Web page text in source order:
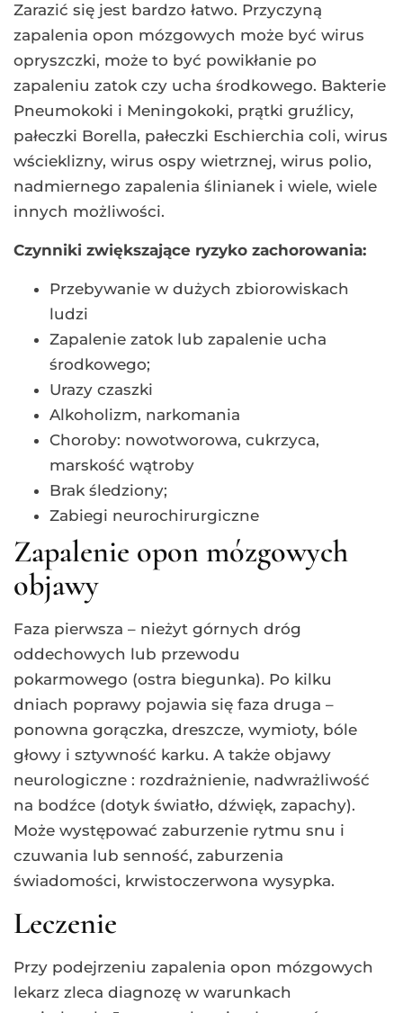
Zarazić się jest bardzo łatwo. Przyczyną
zapalenia opon mózgowych może być wirus
opryszczki, może to być powikłanie po
zapaleniu zatok czy ucha środkowego. Bakterie
Pneumokoki i Meningokoki, prątki gruźlicy,
pałeczki Borella, pałeczki Eschierchia coli, wirus
wścieklizny, wirus ospy wietrznej, wirus polio,
nadmiernego zapalenia ślinianek i wiele, wiele
innych możliwości.
Czynniki zwiększające ryzyko zachorowania:
Przebywanie w dużych zbiorowiskach
ludzi
Zapalenie zatok lub zapalenie ucha
środkowego;
Urazy czaszki
Alkoholizm, narkomania
Choroby: nowotworowa, cukrzyca,
marskość wątroby
Brak śledziony;
Zabiegi neurochirurgiczne
Zapalenie opon mózgowych
objawy
Faza pierwsza – nieżyt górnych dróg
oddechowych lub przewodu
pokarmowego (ostra biegunka). Po kilku
dniach poprawy pojawia się faza druga –
ponowna gorączka, dreszcze, wymioty, bóle
głowy i sztywność karku. A także objawy
neurologiczne : rozdrażnienie, nadwrażliwość
na bodźce (dotyk światło, dźwięk, zapachy).
Może występować zaburzenie rytmu snu i
czuwania lub senność, zaburzenia
świadomości, krwistoczerwona wysypka.
Leczenie
Przy podejrzeniu zapalenia opon mózgowych
lekarz zleca diagnozę w warunkach